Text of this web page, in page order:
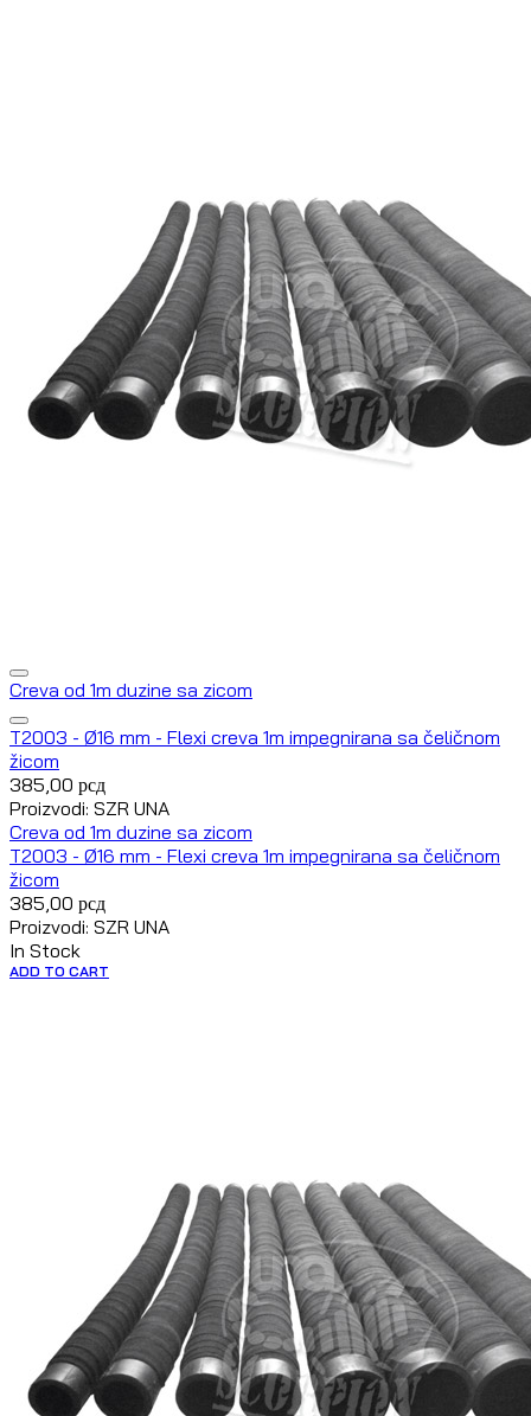
Creva od 1m duzine sa zicom
T2003 - Ø16 mm - Flexi creva 1m impegnirana sa čeličnom
žicom
385,00 рсд
Proizvodi: SZR UNA
Creva od 1m duzine sa zicom
T2003 - Ø16 mm - Flexi creva 1m impegnirana sa čeličnom
žicom
385,00 рсд
Proizvodi: SZR UNA
In Stock
ADD TO CART